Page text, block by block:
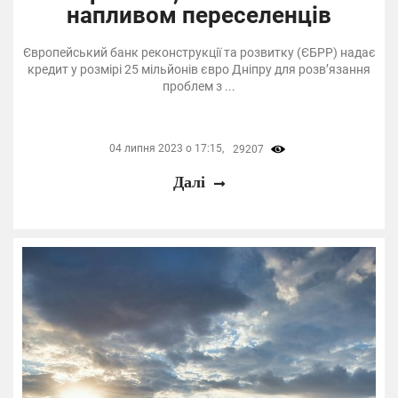
напливом переселенців
Європейський банк реконструкції та розвитку (ЄБРР) надає
кредит у розмірі 25 мільйонів євро Дніпру для розв’язання
проблем з ...
04 липня 2023 о 17:15, 29207
Далі